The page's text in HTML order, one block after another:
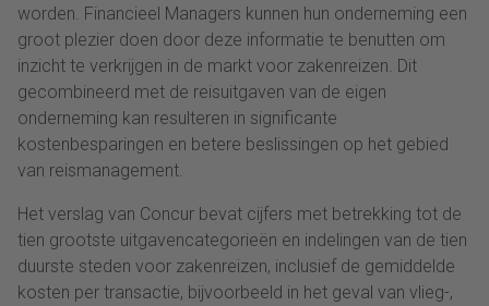
worden. Financieel Managers kunnen hun onderneming een
groot plezier doen door deze informatie te benutten om
inzicht te verkrijgen in de markt voor zakenreizen. Dit
gecombineerd met de reisuitgaven van de eigen
onderneming kan resulteren in significante
kostenbesparingen en betere beslissingen op het gebied
van reismanagement.
Het verslag van Concur bevat cijfers met betrekking tot de
tien grootste uitgavencategorieën en indelingen van de tien
duurste steden voor zakenreizen, inclusief de gemiddelde
kosten per transactie, bijvoorbeeld in het geval van vlieg-,